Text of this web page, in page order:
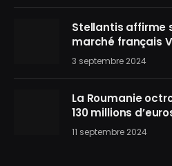
Stellantis affirme
marché français
3 septembre 2024
La Roumanie
130 millions
11 septembre 2024